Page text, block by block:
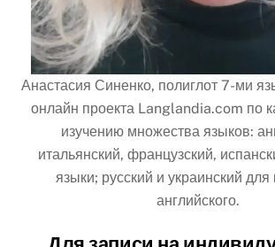
Анастасия Синенко, полиглот 7-ми
онлайн проекта Langlandia.com по
изучению множества языков:
итальянский, французский,
языки; русский и украинский для
английского.